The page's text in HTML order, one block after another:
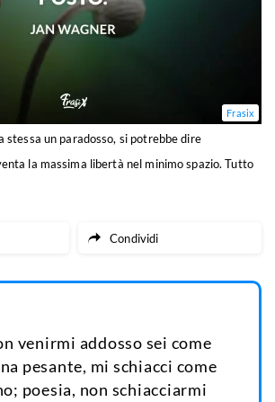
Frasix
stessa un paradosso, si potrebbe dire
la massima libertà nel minimo spazio. Tutto
Condividi
venirmi addosso sei come
pesante, mi schiacci come
poesia, non schiacciarmi